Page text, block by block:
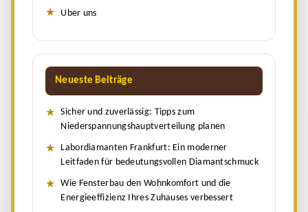
Uber uns
Neueste Beiträge
Sicher und zuverlässig: Tipps zum
Niederspannungshauptverteilung planen
Labordiamanten Frankfurt: Ein moderner
Leitfaden für bedeutungsvollen Diamantschmuck
Wie Fensterbau den Wohnkomfort und die
Energieeffizienz Ihres Zuhauses verbessert